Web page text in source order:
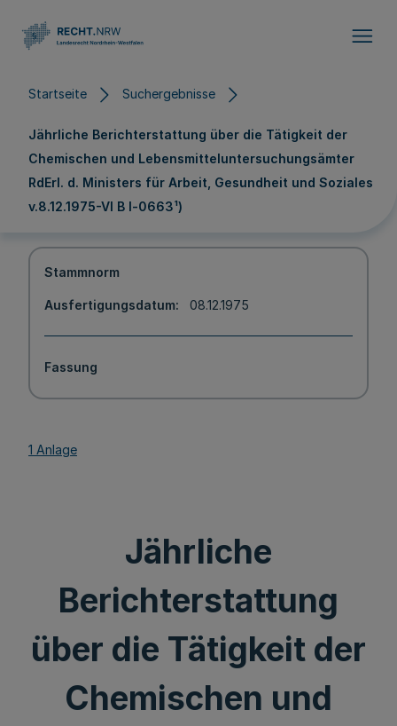
Startseite Suchergebnisse
Jährliche Berichterstattung über die Tätigkeit der
Chemischen und Lebensmitteluntersuchungsämter
RdErl. d. Ministers für Arbeit, Gesundheit und Soziales
v.8.12.1975-VI B l-0663¹)
Stammnorm
Ausfertigungsdatum 08.12.1975
Fassung
1 Anlage
Jährliche
Berichterstattung
über die Tätigkeit der
Chemischen und